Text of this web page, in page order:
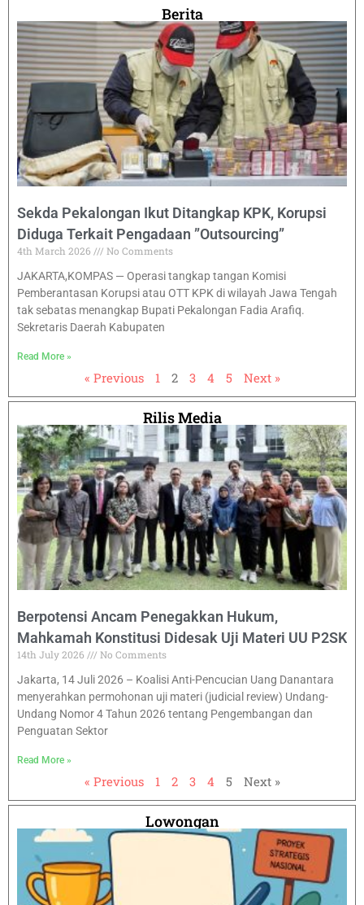
Berita
Sekda Pekalongan Ikut Ditangkap KPK, Korupsi
Diduga Terkait Pengadaan ”Outsourcing”
4th March 2026
No Comments
JAKARTA,KOMPAS — Operasi tangkap tangan Komisi
Pemberantasan Korupsi atau OTT KPK di wilayah Jawa Tengah
tak sebatas menangkap Bupati Pekalongan Fadia Arafiq.
Sekretaris Daerah Kabupaten
Read More »
« Previous 1 2 3 4 5 Next »
Rilis Media
Berpotensi Ancam Penegakkan Hukum,
Mahkamah Konstitusi Didesak Uji Materi UU P2SK
14th July 2026
No Comments
Jakarta, 14 Juli 2026 – Koalisi Anti-Pencucian Uang Danantara
menyerahkan permohonan uji materi (judicial review) Undang-
Undang Nomor 4 Tahun 2026 tentang Pengembangan dan
Penguatan Sektor
Read More »
« Previous 1 2 3 4 5 Next »
Lowongan